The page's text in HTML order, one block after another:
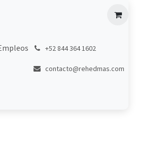
+52 844 364 1602
contacto@rehedmas.com